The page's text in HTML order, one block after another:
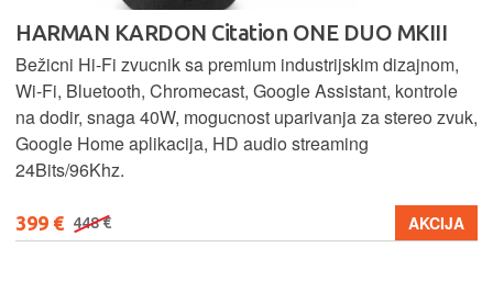
HARMAN KARDON Citation ONE DUO MKIII
Bežicni Hi-Fi zvucnik sa premium industrijskim dizajnom,
Wi-Fi, Bluetooth, Chromecast, Google Assistant, kontrole
na dodir, snaga 40W, mogucnost uparivanja za stereo zvuk,
Google Home aplikacija, HD audio streaming
24Bits/96Khz.
399 € 448 € AKCIJA